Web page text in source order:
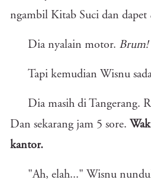
ngambil Kitab Suci dan dapet
Dia nyalain motor. Brum!
Tapi kemudian Wisnu
Dia masih di Tangerang.
Dan sekarang jam 5 sore.
kantor.
"Ah, elah..." Wisnu